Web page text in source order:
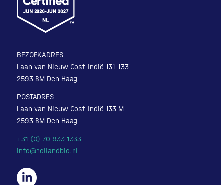
BEZOEKADRES
Laan van Nieuw Oost-Indië 131-133
2593 BM Den Haag
POSTADRES
Laan van Nieuw Oost-Indië 133 M
2593 BM Den Haag
+31 (0) 70 833 1333
info@hollandbio.nl